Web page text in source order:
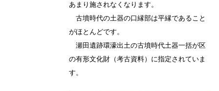
あまり施されなくなります。
古墳時代の土器の口縁部は平縁であること
がほとんどです。
瀬田遺跡環濠出土の古墳時代土器一括が区
の有形文化財（考古資料）に指定されていま
す。